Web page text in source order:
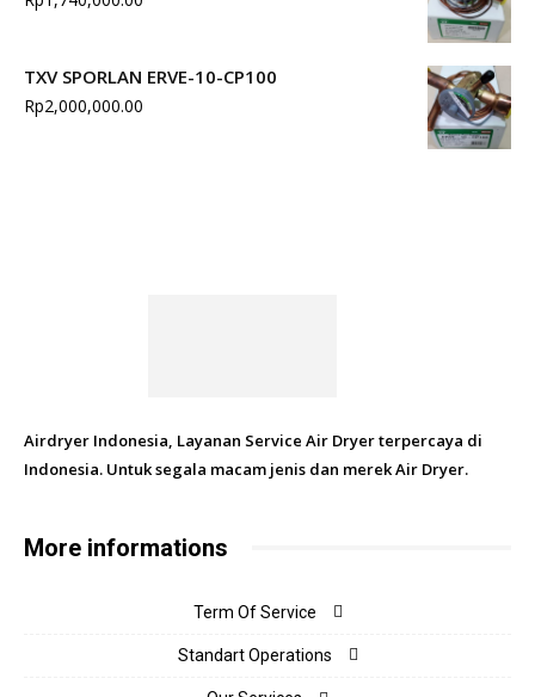
TXV SPORLAN ERVE-10-CP100
Rp2,000,000.00
Airdryer Indonesia, Layanan Service Air Dryer terpercaya di
Indonesia. Untuk segala macam jenis dan merek Air Dryer.
More informations
Term Of Service
Standart Operations